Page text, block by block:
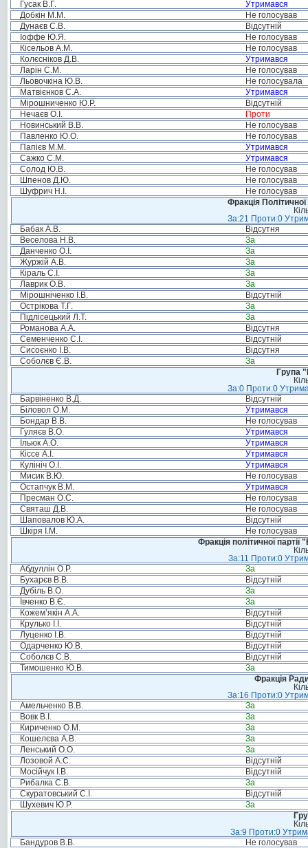
Гусак В.Г.
Утримався
Добкін М.М.
Не голосував
Дунаєв С.В.
Відсутній
Іоффе Ю.Я.
Не голосував
Кісельов А.М.
Не голосував
Колєсніков Д.В.
Утримався
Ларін С.М.
Не голосував
Льовочкіна Ю.В.
Не голосувала
Матвієнков С.А.
Утримався
Мірошниченко Ю.Р.
Відсутній
Нечаєв О.І.
Проти
Новинський В.В.
Не голосував
Павленко Ю.О.
Не голосував
Папієв М.М.
Утримався
Сажко С.М.
Утримався
Солод Ю.В.
Не голосував
Шпенов Д.Ю.
Не голосував
Шуфрич Н.І.
Не голосував
Фракція
За:21 Проти:0
Бабак А.В.
Відсутня
Веселова Н.В.
За
Данченко О.І.
За
Журжій А.В.
За
Кіраль С.І.
За
Лаврик О.В.
За
Мірошніченко І.В.
Відсутній
Острікова Т.Г.
За
Підлісецький Л.Т.
За
Романова А.А.
Відсутня
Семенченко С.І.
Відсутній
Сисоєнко І.В.
Відсутня
Соболєв Є.В.
За
Група
За:0 Проти:0
Барвіненко В.Д.
Відсутній
Біловол О.М.
Утримався
Бондар В.В.
Не голосував
Гуляєв В.О.
Утримався
Ільюк А.О.
Утримався
Кіссе А.І.
Утримався
Кулініч О.І.
Утримався
Мисик В.Ю.
Не голосував
Остапчук В.М.
Утримався
Пресман О.С.
Не голосував
Святаш Д.В.
Не голосував
Шаповалов Ю.А.
Відсутній
Шкіря І.М.
Не голосував
Фракція політичної
За:11 Проти:0
Абдуллін О.Р.
За
Бухарєв В.В.
Відсутній
Дубіль В.О.
За
Івченко В.Є.
За
Кожем’якін А.А.
Відсутній
Крулько І.І.
Відсутній
Луценко І.В.
Відсутній
Одарченко Ю.В.
Відсутній
Соболєв С.В.
Відсутній
Тимошенко Ю.В.
За
Фракція
За:16 Проти:0
Амельченко В.В.
За
Вовк В.І.
За
Кириченко О.М.
За
Кошелєва А.В.
За
Ленський О.О.
За
Лозовой А.С.
Відсутній
Мосійчук І.В.
Відсутній
Рибалка С.В.
За
Скуратовський С.І.
Відсутній
Шухевич Ю.Р.
За
За:9 Проти:0
Бандуров В.В.
Не голосував